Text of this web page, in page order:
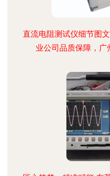
直流电阻测试仪细节图
业公司品质保障，